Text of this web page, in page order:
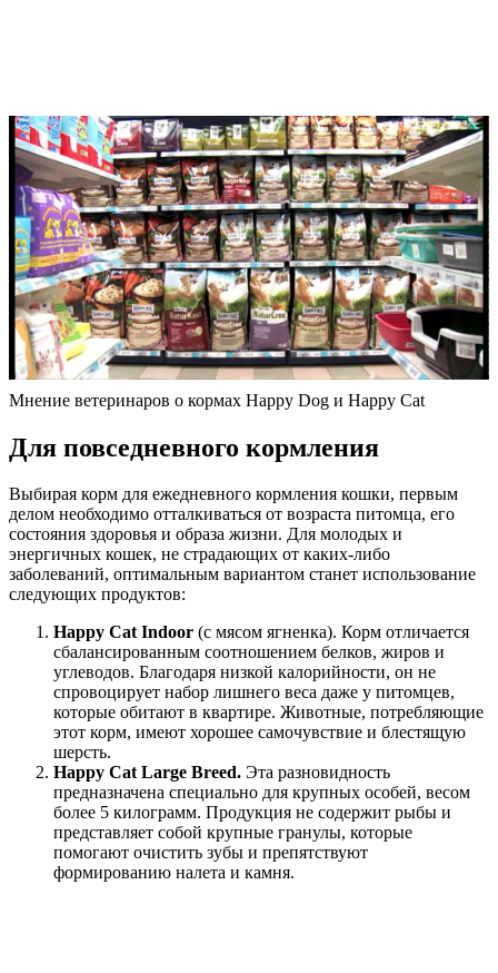
Мнение ветеринаров о кормах Happy Dog и Happy Cat
Для повседневного кормления
Выбирая корм для ежедневного кормления кошки, первым
делом необходимо отталкиваться от возраста питомца, его
состояния здоровья и образа жизни. Для молодых и
энергичных кошек, не страдающих от каких-либо
заболеваний, оптимальным вариантом станет использование
следующих продуктов:
Happy Cat Indoor (с мясом ягненка). Корм отличается
сбалансированным соотношением белков, жиров и
углеводов. Благодаря низкой калорийности, он не
спровоцирует набор лишнего веса даже у питомцев,
которые обитают в квартире. Животные, потребляющие
этот корм, имеют хорошее самочувствие и блестящую
шерсть.
Happy Cat Large Breed. Эта разновидность
предназначена специально для крупных особей, весом
более 5 килограмм. Продукция не содержит рыбы и
представляет собой крупные гранулы, которые
помогают очистить зубы и препятствуют
формированию налета и камня.